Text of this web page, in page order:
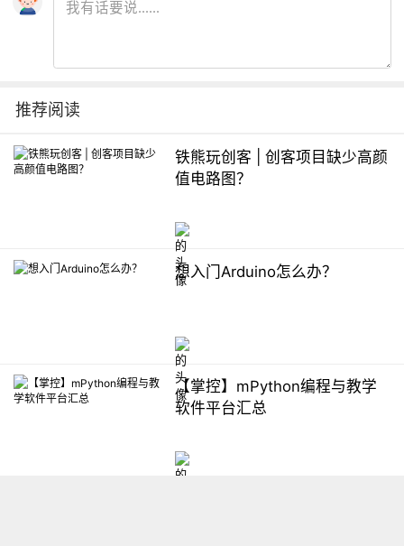
推荐阅读
铁熊玩创客 | 创客项目缺少高颜
值电路图？
想入门Arduino怎么办？
【掌控】mPython编程与教学
软件平台汇总